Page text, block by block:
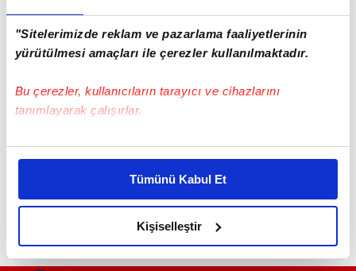
"Sitelerimizde reklam ve pazarlama faaliyetlerinin
yürütülmesi amaçları ile çerezler kullanılmaktadır.
Bu çerezler, kullanıcıların tarayıcı ve cihazlarını
tanımlayarak çalışırlar.
Bu çerezlere izin vermeniz halinde sizlere özel
daha iyi reklam deneyimi yaşatabiliriz. Bunu yaparken
amacımızın size daha iyi bir reklam deneyimi sunmak
olduğunu ve sizlere en iyi içerikleri sunabilmek adına
elimizden gelen çabayı gösterdiğimizi ve bu noktada,
reklamların maliyetlerimizi karşılamak noktasında tek gelir
Tümünü Kabul Et
Kişiselleştir